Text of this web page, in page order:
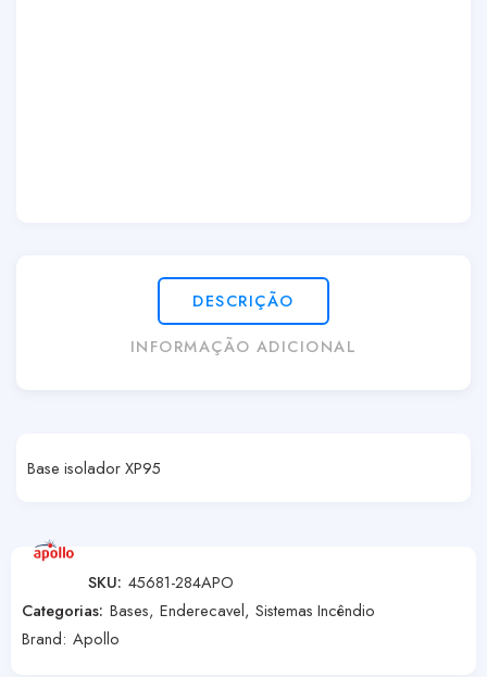
DESCRIÇÃO
INFORMAÇÃO ADICIONAL
Base isolador XP95
SKU: 45681-284APO
Categorias: Bases, Enderecavel, Sistemas Incêndio
Brand: Apollo